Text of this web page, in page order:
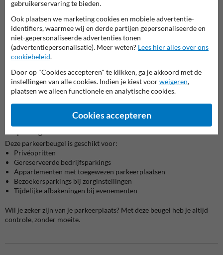
van twee rode reflecterende stroken die zorgen voor extra
zichtbaarheid, ook bij weinig licht.
De automatische vergrendeling van het ingebouwde Europees
cilinderslot maakt het gebruik uiterst eenvoudig. Je hoeft niets extra
te doen: sluiten is vergrendelen. De beugel wordt geleverd met drie
sleutels.
Grondmontage zonder fundatie
De plaatsing gebeurt rechtstreeks op een vaste ondergrond zoals
beton of klinkers. Een fundatie is niet nodig, wat de installatie snel en
Deze parkeerbeugel is geschikt voor:
Privéopritten
Gereserveerde bedrijfsparkings
Appartementen met toegewezen parkeerplaatsen
Bezoekersparkings bij zorginstellingen
Tijdelijke afbakeningen bij evenementen
Wil je zeker zijn van je parkeerplaats? Met deze beugel heb je altijd
controle, zonder moeite.
gebruikerservaring te bieden.
Ook plaatsen we marketing cookies en mobiele advertentie-
identifiers, waarmee wij en derde partijen gepersonaliseerde en
niet-gepersonaliseerde advertenties tonen
(advertentiepersonalisatie). Meer weten? Lees hier alles over ons
cookiebeleid.
Door op "Cookies accepteren" te klikken, ga je akkoord met de
instellingen van alle cookies. Indien je kiest voorweigeren,
plaatsen we alleen functionele en analytische cookies.
Cookies accepteren